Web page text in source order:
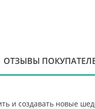
ОТЗЫВЫ
и создавать новые